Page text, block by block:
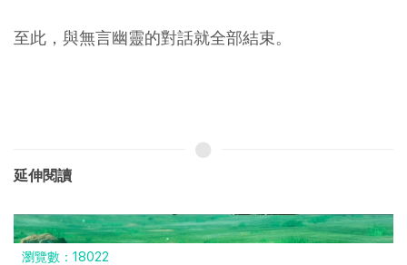
至此，與無言幽靈的對話就全部結束。
延伸閱讀
瀏覽數：18877